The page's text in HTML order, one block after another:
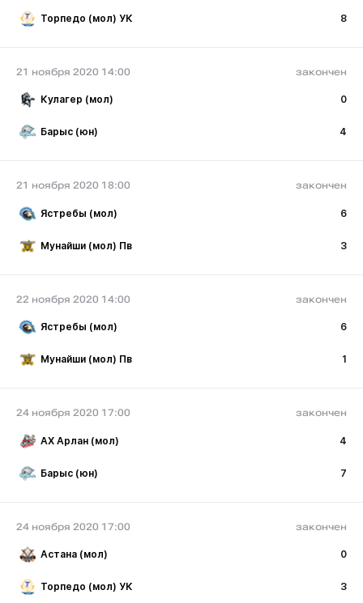
Торпедо (мол) УК 8
21 ноября 2020 14:00 закончен
Кулагер (мол) 0
Барыс (юн) 4
21 ноября 2020 18:00 закончен
Ястребы (мол) 6
Мунайши (мол) Пв 3
22 ноября 2020 14:00 закончен
Ястребы (мол) 6
Мунайши (мол) Пв 1
24 ноября 2020 17:00 закончен
АХ Арлан (мол) 4
Барыс (юн) 7
24 ноября 2020 17:00 закончен
Астана (мол) 0
Торпедо (мол) УК 3